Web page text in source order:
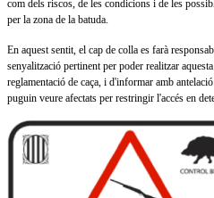
com dels riscos, de les condicions i de les
per la zona de la batuda.
En aquest sentit, el cap de colla es farà
senyalització pertinent per poder realitzar
reglamentació de caça, i d'informar amb
puguin veure afectats per restringir l'accés en